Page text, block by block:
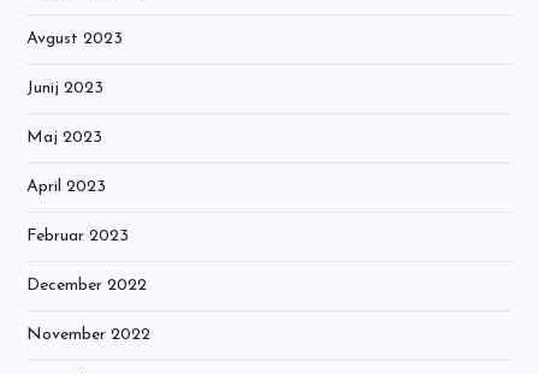
Avgust 2023
Junij 2023
Maj 2023
April 2023
Februar 2023
December 2022
November 2022